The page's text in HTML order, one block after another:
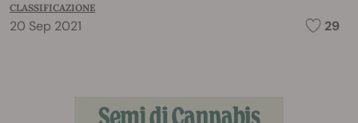
CLASSIFICAZIONE
20 Sep 2021 29